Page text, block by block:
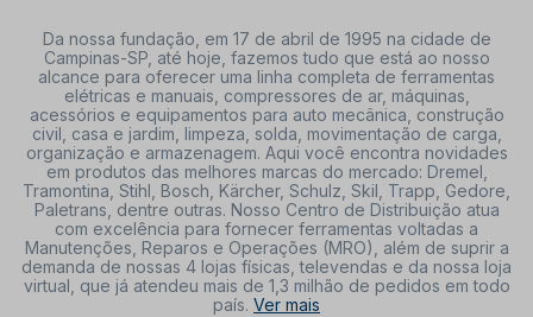
Da nossa fundação, em 17 de abril de 1995 na cidade de
Campinas-SP, até hoje, fazemos tudo que está ao nosso
alcance para oferecer uma linha completa de ferramentas
elétricas e manuais, compressores de ar, máquinas,
acessórios e equipamentos para auto mecânica, construção
civil, casa e jardim, limpeza, solda, movimentação de carga,
organização e armazenagem. Aqui você encontra novidades
em produtos das melhores marcas do mercado: Dremel,
Tramontina, Stihl, Bosch, Kärcher, Schulz, Skil, Trapp, Gedore,
Paletrans, dentre outras. Nosso Centro de Distribuição atua
com excelência para fornecer ferramentas voltadas a
Manutenções, Reparos e Operações (MRO), além de suprir a
demanda de nossas 4 lojas físicas, televendas e da nossa loja
virtual, que já atendeu mais de 1,3 milhão de pedidos em todo
país. Ver mais